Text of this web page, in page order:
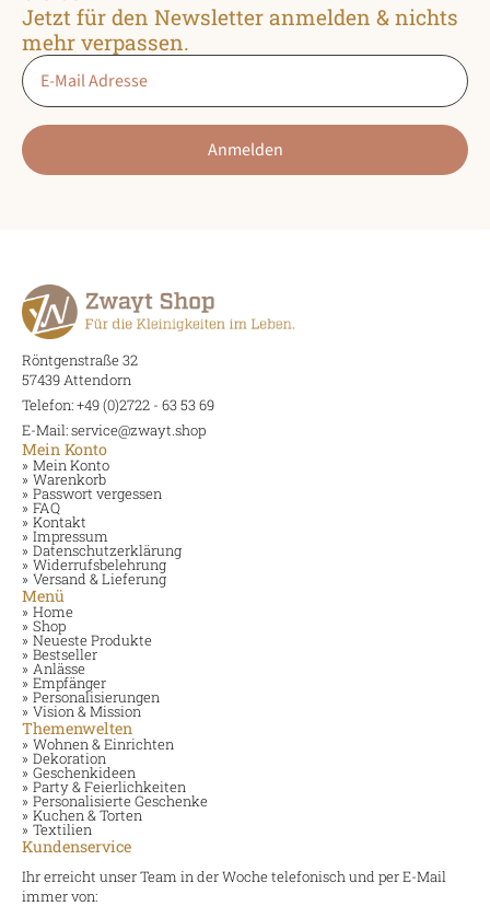
der
Produktseite
gewählt
werden
Jetzt für den Newsletter anmelden & nichts
mehr verpassen.
Email
Anmelden
Röntgenstraße 32
57439 Attendorn
Telefon: +49 (0)2722 - 63 53 69
E-Mail: service@zwayt.shop
Mein Konto
Mein Konto
Warenkorb
Passwort vergessen
FAQ
Kontakt
Impressum
Datenschutzerklärung
Widerrufsbelehrung
Versand & Lieferung
Menü
Home
Shop
Neueste Produkte
Bestseller
Anlässe
Empfänger
Personalisierungen
Vision & Mission
Themenwelten
Wohnen & Einrichten
Dekoration
Geschenkideen
Party & Feierlichkeiten
Personalisierte Geschenke
Kuchen & Torten
Textilien
Kundenservice
Ihr erreicht unser Team in der Woche telefonisch und per E-Mail
immer von: